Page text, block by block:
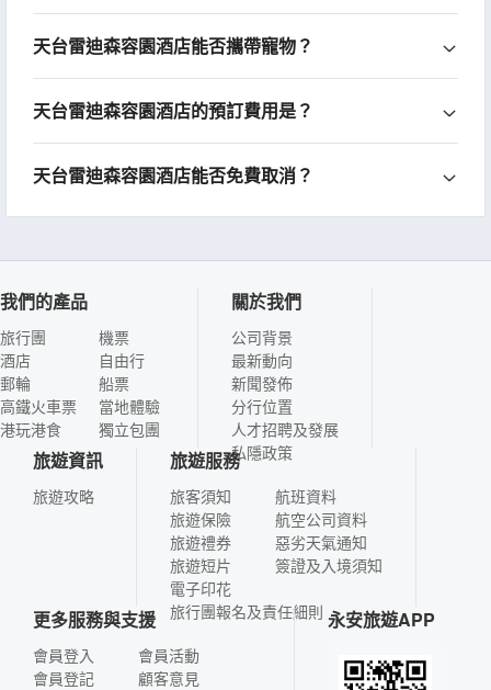
天台雷迪森容園酒店能否攜帶寵物？
天台雷迪森容園酒店的預訂費用是？
天台雷迪森容園酒店能否免費取消？
我們的產品
旅行團
酒店
郵輪
高鐵火車票
港玩港食
機票
自由行
船票
當地體驗
獨立包團
關於我們
公司背景
最新動向
新聞發佈
分行位置
人才招聘及發展
私隱政策
旅遊資訊
旅遊攻略
旅遊服務
旅客須知
旅遊保險
旅遊禮券
旅遊短片
電子印花
航班資料
航空公司資料
惡劣天氣通知
簽證及入境須知
旅行團報名及責任細則
更多服務與支援
會員登入
會員登記
會員活動
顧客意見
永安旅遊APP